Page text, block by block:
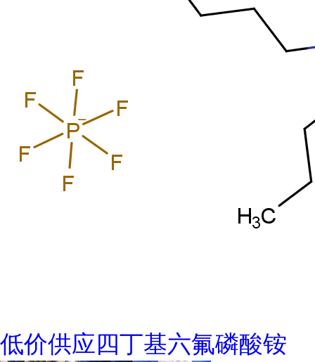
低价供应四丁基六氟磷酸铵